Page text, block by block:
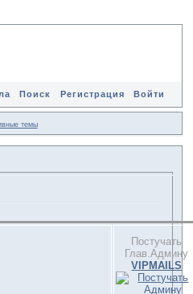
Поиск Регистрация Войти
темы
Постучать
Глав.Админу
VIPMAILS